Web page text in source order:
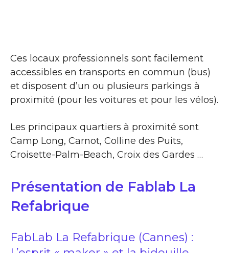
Ces locaux professionnels sont facilement
accessibles en transports en commun (bus)
et disposent d’un ou plusieurs parkings à
proximité (pour les voitures et pour les vélos).
Les principaux quartiers à proximité sont
Camp Long, Carnot, Colline des Puits,
Croisette-Palm-Beach, Croix des Gardes …
Présentation de Fablab La
Refabrique
FabLab La Refabrique (Cannes) :